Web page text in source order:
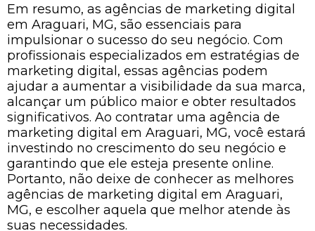
Em resumo, as agências de marketing digital
em Araguari, MG, são essenciais para
impulsionar o sucesso do seu negócio. Com
profissionais especializados em estratégias de
marketing digital, essas agências podem
ajudar a aumentar a visibilidade da sua marca,
alcançar um público maior e obter resultados
significativos. Ao contratar uma agência de
marketing digital em Araguari, MG, você estará
investindo no crescimento do seu negócio e
garantindo que ele esteja presente online.
Portanto, não deixe de conhecer as melhores
agências de marketing digital em Araguari,
MG, e escolher aquela que melhor atende às
suas necessidades.